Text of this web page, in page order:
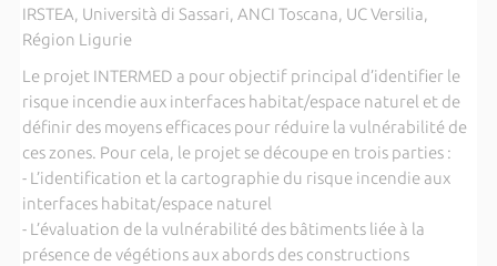
IRSTEA, Università di Sassari, ANCI Toscana, UC Versilia,
Région Ligurie
Le projet INTERMED a pour objectif principal d’identifier le
risque incendie aux interfaces habitat/espace naturel et de
définir des moyens efficaces pour réduire la vulnérabilité de
ces zones. Pour cela, le projet se découpe en trois parties :
- L’identification et la cartographie du risque incendie aux
interfaces habitat/espace naturel
- L’évaluation de la vulnérabilité des bâtiments liée à la
présence de végétions aux abords des constructions